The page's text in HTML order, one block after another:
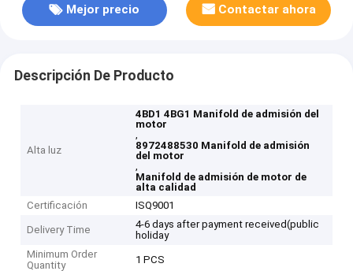
Mejor precio Contactar ahora
Descripción De Producto
Alta luz
4BD1 4BG1 Manifold de admisión del
motor
,
8972488530 Manifold de admisión
del motor
,
Manifold de admisión de motor de
alta calidad
Certificación
ISQ9001
Delivery Time
4-6 days after payment received(public
holiday
Minimum Order
Quantity
1 PCS